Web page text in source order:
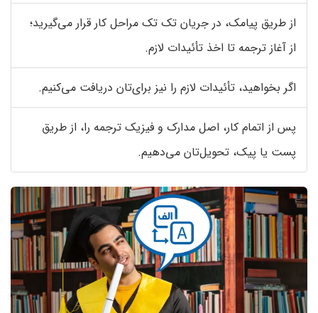
از طریق پیامک، در جریان تک تک مراحل کار قرار می‌گیرید؛
از آغاز ترجمه تا اخذ تأئیدات لازم.
اگر بخواهید، تأئیدات لازم را نیز برای‌تان دریافت می‌کنیم.
پس از اتمام کار، اصل مدارک و فیزیک ترجمه را، از طریق
پست یا پیک، تحویل‌تان می‌دهیم.